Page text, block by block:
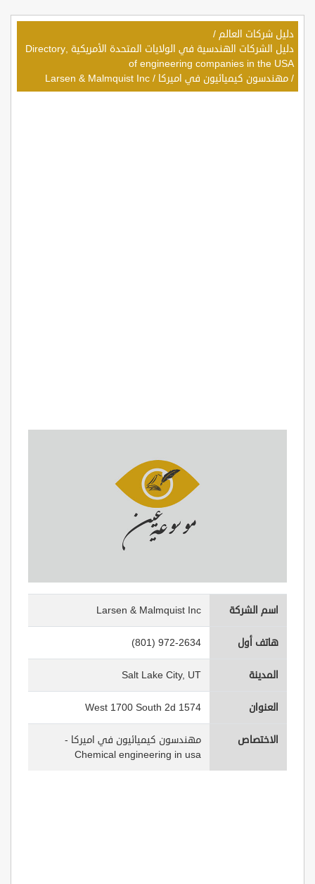
دليل شركات العالم /
دليل الشركات الهندسية في الولايات المتحدة الأمريكية ,Directory
of engineering companies in the USA
/ مهندسون كيميائيون في اميركا /
Larsen & Malmquist Inc
اسم الشركة Larsen & Malmquist Inc
هاتف أول (801) 972-2634
المدينة Salt Lake City, UT
العنوان 1574 West 1700 South 2d
الاختصاص
مهندسون كيميائيون في اميركا -
Chemical engineering in usa